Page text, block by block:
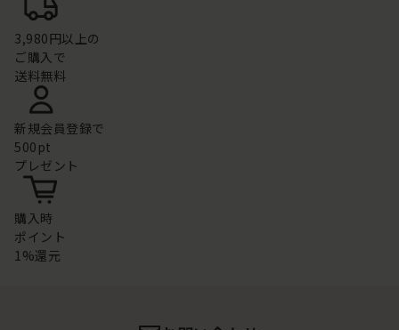
3,980円以上の
ご購入で
送料無料
新規会員登録で
500pt
プレゼント
購入時
ポイント
1%還元